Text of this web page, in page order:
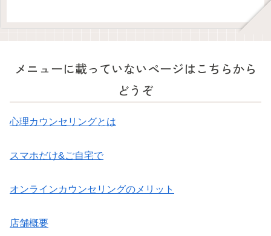
メニューに載っていないページはこちらから
どうぞ
心理カウンセリングとは
スマホだけ&ご自宅で
オンラインカウンセリングのメリット
店舗概要